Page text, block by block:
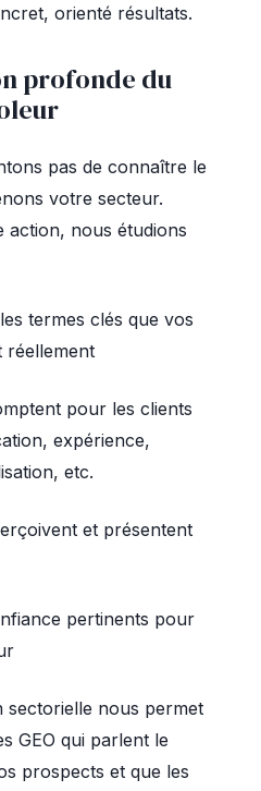
orienté résultats.
profonde du
pas de connaître le
votre secteur.
action, nous étudions
termes clés que vos
réellement
pour les clients
expérience,
etc.
et présentent
pertinents pour
sectorielle nous permet
GEO qui parlent le
prospects et que les